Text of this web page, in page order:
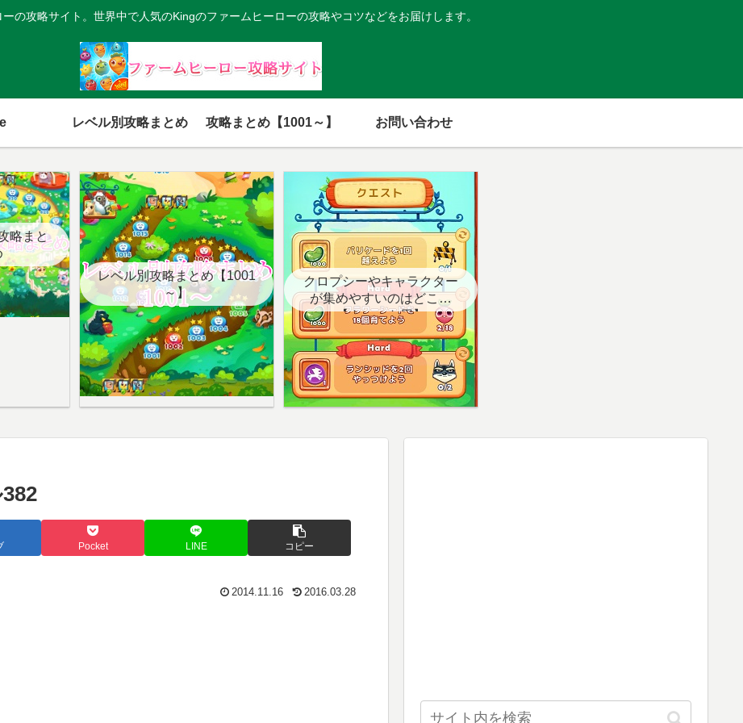
の攻略サイト。世界中で人気のKingのファームヒーローの攻略やコツなどをお届けします。
レベル別攻略まとめ 攻略まとめ【1001～】 お問い合わせ
略まと
レベル別攻略まとめ【1001
～】
クロプシーやキャラクター
が集めやすいのはどこ？
【クエスト用】
Pocket LINE コピー
2014.11.16 2016.03.28